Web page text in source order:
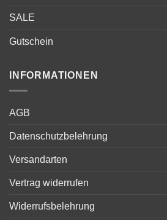
SALE
Gutschein
INFORMATIONEN
AGB
Datenschutzbelehrung
Versandarten
Vertrag widerrufen
Widerrufsbelehrung